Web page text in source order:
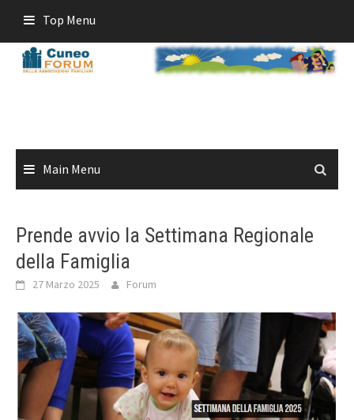
content
Top Menu
Main Menu
Prende avvio la Settimana Regionale
della Famiglia
27 Marzo 2025 Forum